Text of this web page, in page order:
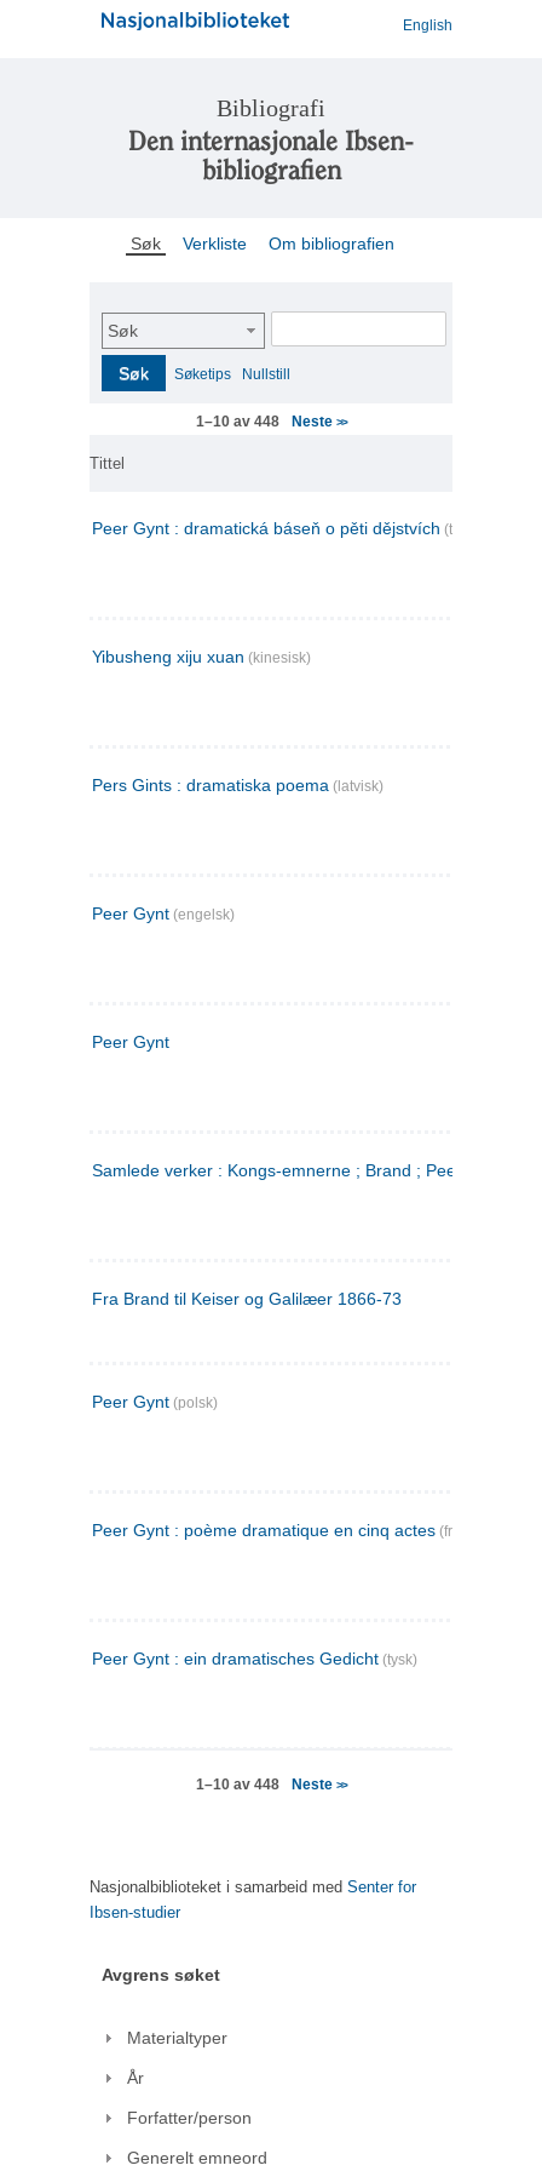
English
Bibliografi
Den internasjonale Ibsen-
bibliografien
Søk Verkliste Om bibliografien
Søk
Søk Søketips Nullstill
1–10 av 448 Neste >>
Tittel
Peer Gynt : dramatická báseň o pěti dějstvích (tsjekkisk)
Yibusheng xiju xuan (kinesisk)
Pers Gints : dramatiska poema (latvisk)
Peer Gynt (engelsk)
Peer Gynt
Samlede verker : Kongs-emnerne ; Brand ; Peer Gynt. 2
Fra Brand til Keiser og Galilæer 1866-73
Peer Gynt (polsk)
Peer Gynt : poème dramatique en cinq actes (fransk)
Peer Gynt : ein dramatisches Gedicht (tysk)
1–10 av 448 Neste >>
Nasjonalbiblioteket i samarbeid med Senter for
Ibsen-studier
Avgrens søket
Materialtyper
År
Forfatter/person
Generelt emneord